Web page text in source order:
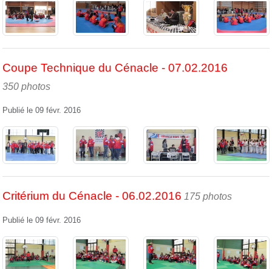
Coupe Technique du Cénacle - 07.02.2016
350 photos
Publié le 09 févr. 2016
Critérium du Cénacle - 06.02.2016 175 photos
Publié le 09 févr. 2016